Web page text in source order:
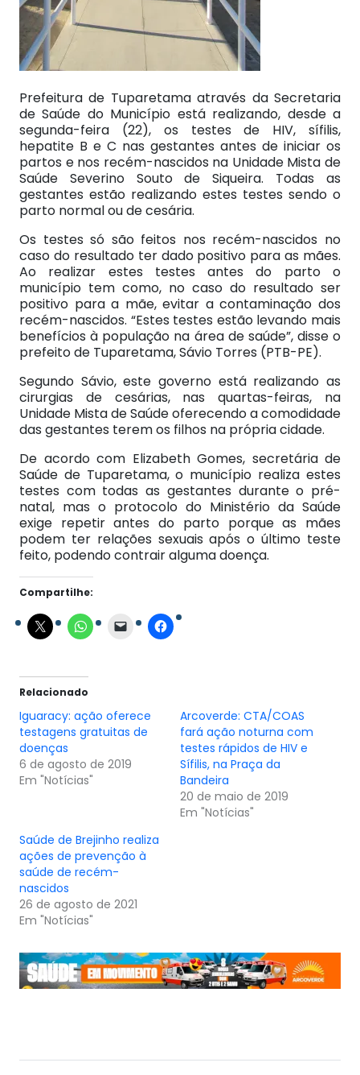
Prefeitura de Tuparetama através da Secretaria
de Saúde do Município está realizando, desde a
segunda-feira (22), os testes de HIV, sífilis,
hepatite B e C nas gestantes antes de iniciar os
partos e nos recém-nascidos na Unidade Mista de
Saúde Severino Souto de Siqueira. Todas as
gestantes estão realizando estes testes sendo o
parto normal ou de cesária.
Os testes só são feitos nos recém-nascidos no
caso do resultado ter dado positivo para as mães.
Ao realizar estes testes antes do parto o
município tem como, no caso do resultado ser
positivo para a mãe, evitar a contaminação dos
recém-nascidos. “Estes testes estão levando mais
benefícios à população na área de saúde”, disse o
prefeito de Tuparetama, Sávio Torres (PTB-PE).
Segundo Sávio, este governo está realizando as
cirurgias de cesárias, nas quartas-feiras, na
Unidade Mista de Saúde oferecendo a comodidade
das gestantes terem os filhos na própria cidade.
De acordo com Elizabeth Gomes, secretária de
Saúde de Tuparetama, o município realiza estes
testes com todas as gestantes durante o pré-
natal, mas o protocolo do Ministério da Saúde
exige repetir antes do parto porque as mães
podem ter relações sexuais após o último teste
feito, podendo contrair alguma doença.
Compartilhe:
Relacionado
Iguaracy: ação oferece
testagens gratuitas de
doenças
6 de agosto de 2019
Em "Notícias"
Arcoverde: CTA/COAS
fará ação noturna com
testes rápidos de HIV e
Sífilis, na Praça da
Bandeira
20 de maio de 2019
Em "Notícias"
Saúde de Brejinho realiza
ações de prevenção à
saúde de recém-
nascidos
26 de agosto de 2021
Em "Notícias"